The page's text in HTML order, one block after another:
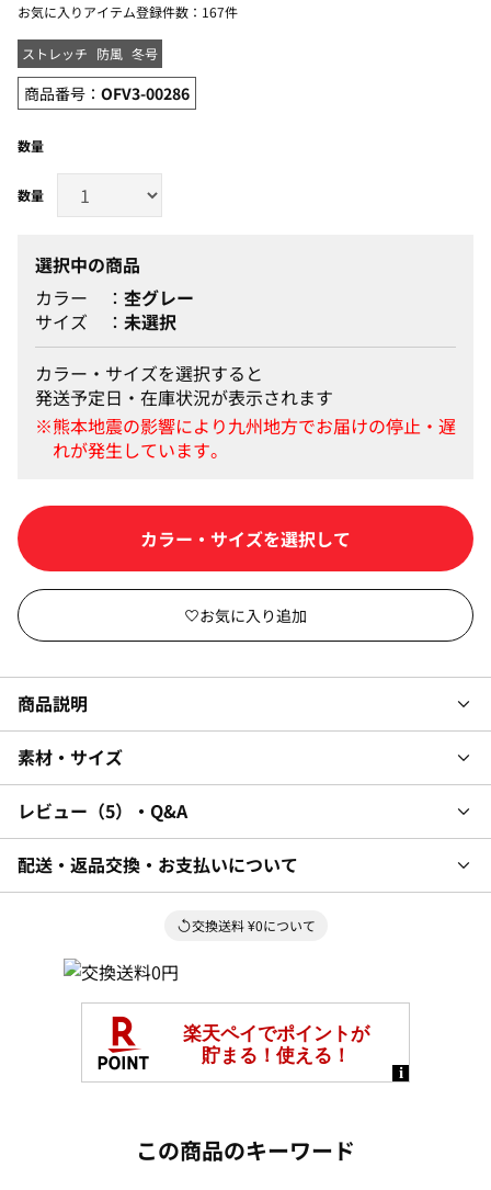
お気に入りアイテム登録件数： 167件
ストレッチ 防風 冬号
商品番号： OFV3-00286
数量
選択中の商品
カラー
杢グレー
サイズ
未選択
カラー・サイズを選択すると
発送予定日・在庫状況が表示されます
商品説明
素材・サイズ
レビュー 5 ・Q&A
配送・返品交換・お支払いについて
交換送料 ¥0について
この商品のキーワード